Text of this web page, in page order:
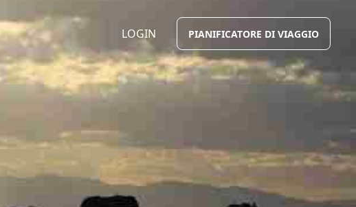
LOGIN PIANIFICATORE DI VIAGGIO